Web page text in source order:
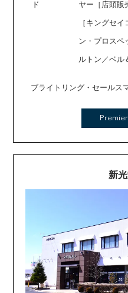
ド ヤー［店頭販
［キングセ
ン・プロスペ
ルトン／ベル
ブライトリング・セールス
Premier
新